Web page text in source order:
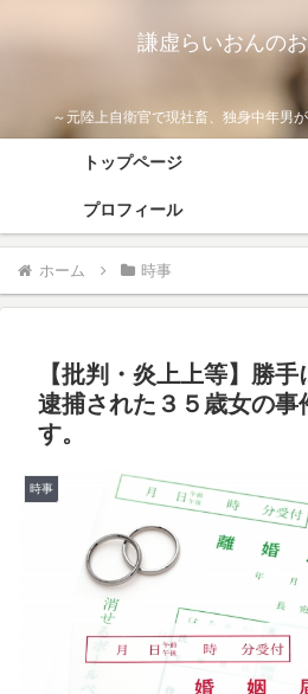
謙虚らいおんの
～元陸上自衛官で現社畜、独身中年男
トップページ
プロフィール
ホーム 時事
【批判・炎上上等】勝
逮捕された３５歳女の事
す。
時事